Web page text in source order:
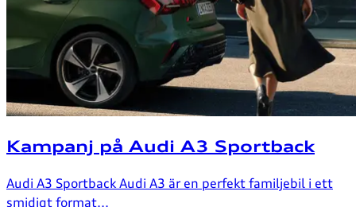
Kampanj på Audi A3 Sportback
Audi A3 Sportback Audi A3 är en perfekt familjebil i ett
smidigt format...